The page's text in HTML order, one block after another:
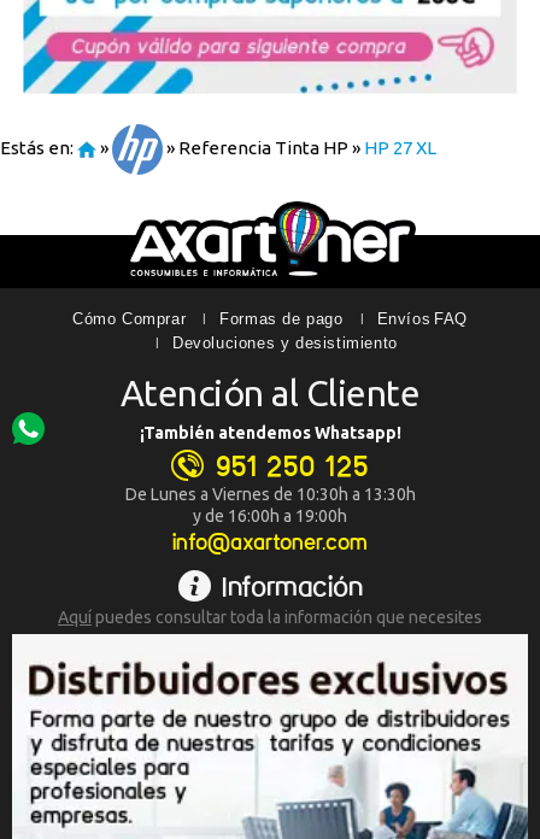
Estás en: » » Referencia Tinta HP » HP 27 XL
Cómo Comprar Formas de pago Envíos FAQ
Devoluciones y desistimiento
Atención al Cliente
¡También atendemos Whatsapp!
951 250 125
De Lunes a Viernes de 10:30h a 13:30h
y de 16:00h a 19:00h
info@axartoner.com
Información
Aquípuedes consultar toda la información que necesites